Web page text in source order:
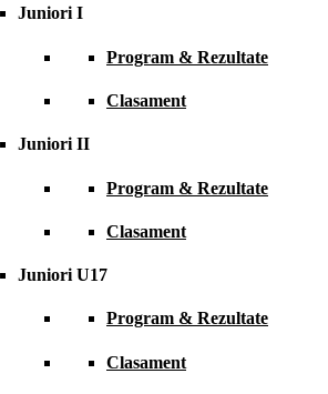
Juniori I
Program & Rezultate
Clasament
Juniori II
Program & Rezultate
Clasament
Juniori U17
Program & Rezultate
Clasament